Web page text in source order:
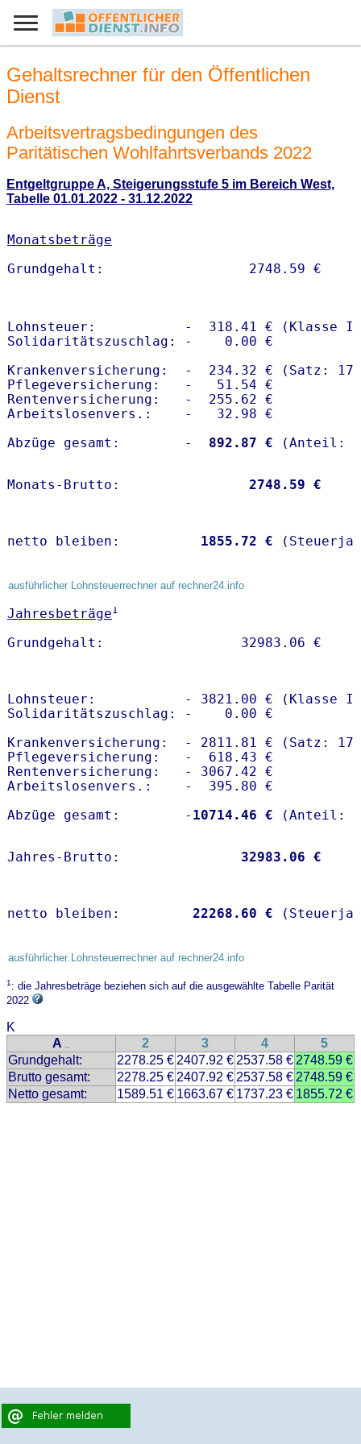
Gehaltsrechner für den Öffentlichen
Dienst
Arbeitsvertragsbedingungen des
Paritätischen Wohlfahrtsverbands 2022
Entgeltgruppe A, Steigerungsstufe 5 im Bereich West,
Tabelle 01.01.2022 - 31.12.2022
Monatsbeträge
Lohnsteuer:           -  318.41 € (Klasse I)
Solidaritätszuschlag: -    0.00 €
Krankenversicherung:  -  234.32 € (Satz:
Pflegeversicherung:   -   51.54 €
Rentenversicherung:   -  255.62 €
Arbeitslosenvers.:    -   32.98 €
Abzüge gesamt:        -
  892.87 €
Monats-Brutto: 2748.59 €
netto bleiben: 1855.72 €
ausführlicher Lohnsteuerrechner auf rechner24.info
Jahresbeträge1
Lohnsteuer:           - 3821.00 € (Klasse I)
Solidaritätszuschlag: -    0.00 €
Krankenversicherung:  - 2811.81 € (Satz:
Pflegeversicherung:   -  618.43 €
Rentenversicherung:   - 3067.42 €
Arbeitslosenvers.:    -  395.80 €
Abzüge gesamt:        - 10714.46 €
Jahres-Brutto: 32983.06 €
netto bleiben: 22268.60 €
ausführlicher Lohnsteuerrechner auf rechner24.info
1: die Jahresbeträge beziehen sich auf die ausgewählte Tabelle Parität
2022
K
A .. 2 3 4
5
Grundgehalt:
2278.25 € 2407.92 € 2537.58 € 2748.59 €
Brutto gesamt:
2278.25 € 2407.92 € 2537.58 € 2748.59 €
Netto gesamt:
1589.51 € 1663.67 € 1737.23 € 1855.72 €